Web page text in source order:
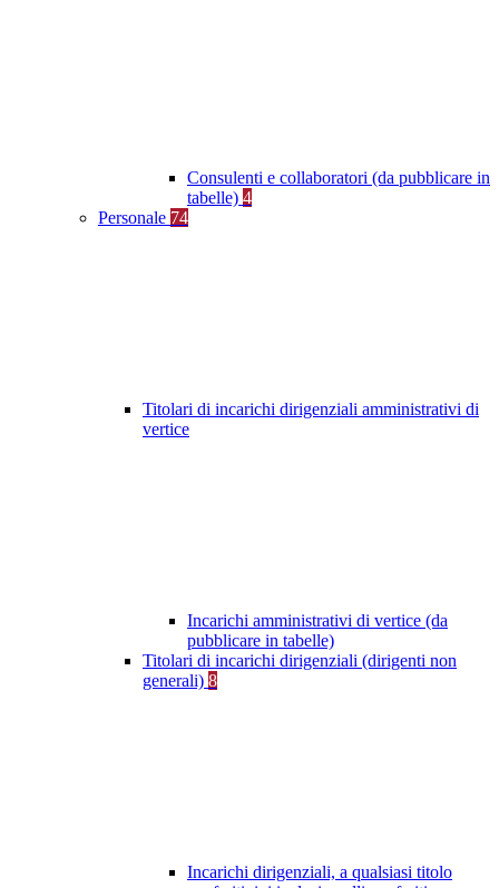
Consulenti e collaboratori (da pubblicare in
tabelle) 4
Personale 74
Titolari di incarichi dirigenziali amministrativi di
vertice
Incarichi amministrativi di vertice (da
pubblicare in tabelle)
Titolari di incarichi dirigenziali (dirigenti non
generali) 8
Incarichi dirigenziali, a qualsiasi titolo